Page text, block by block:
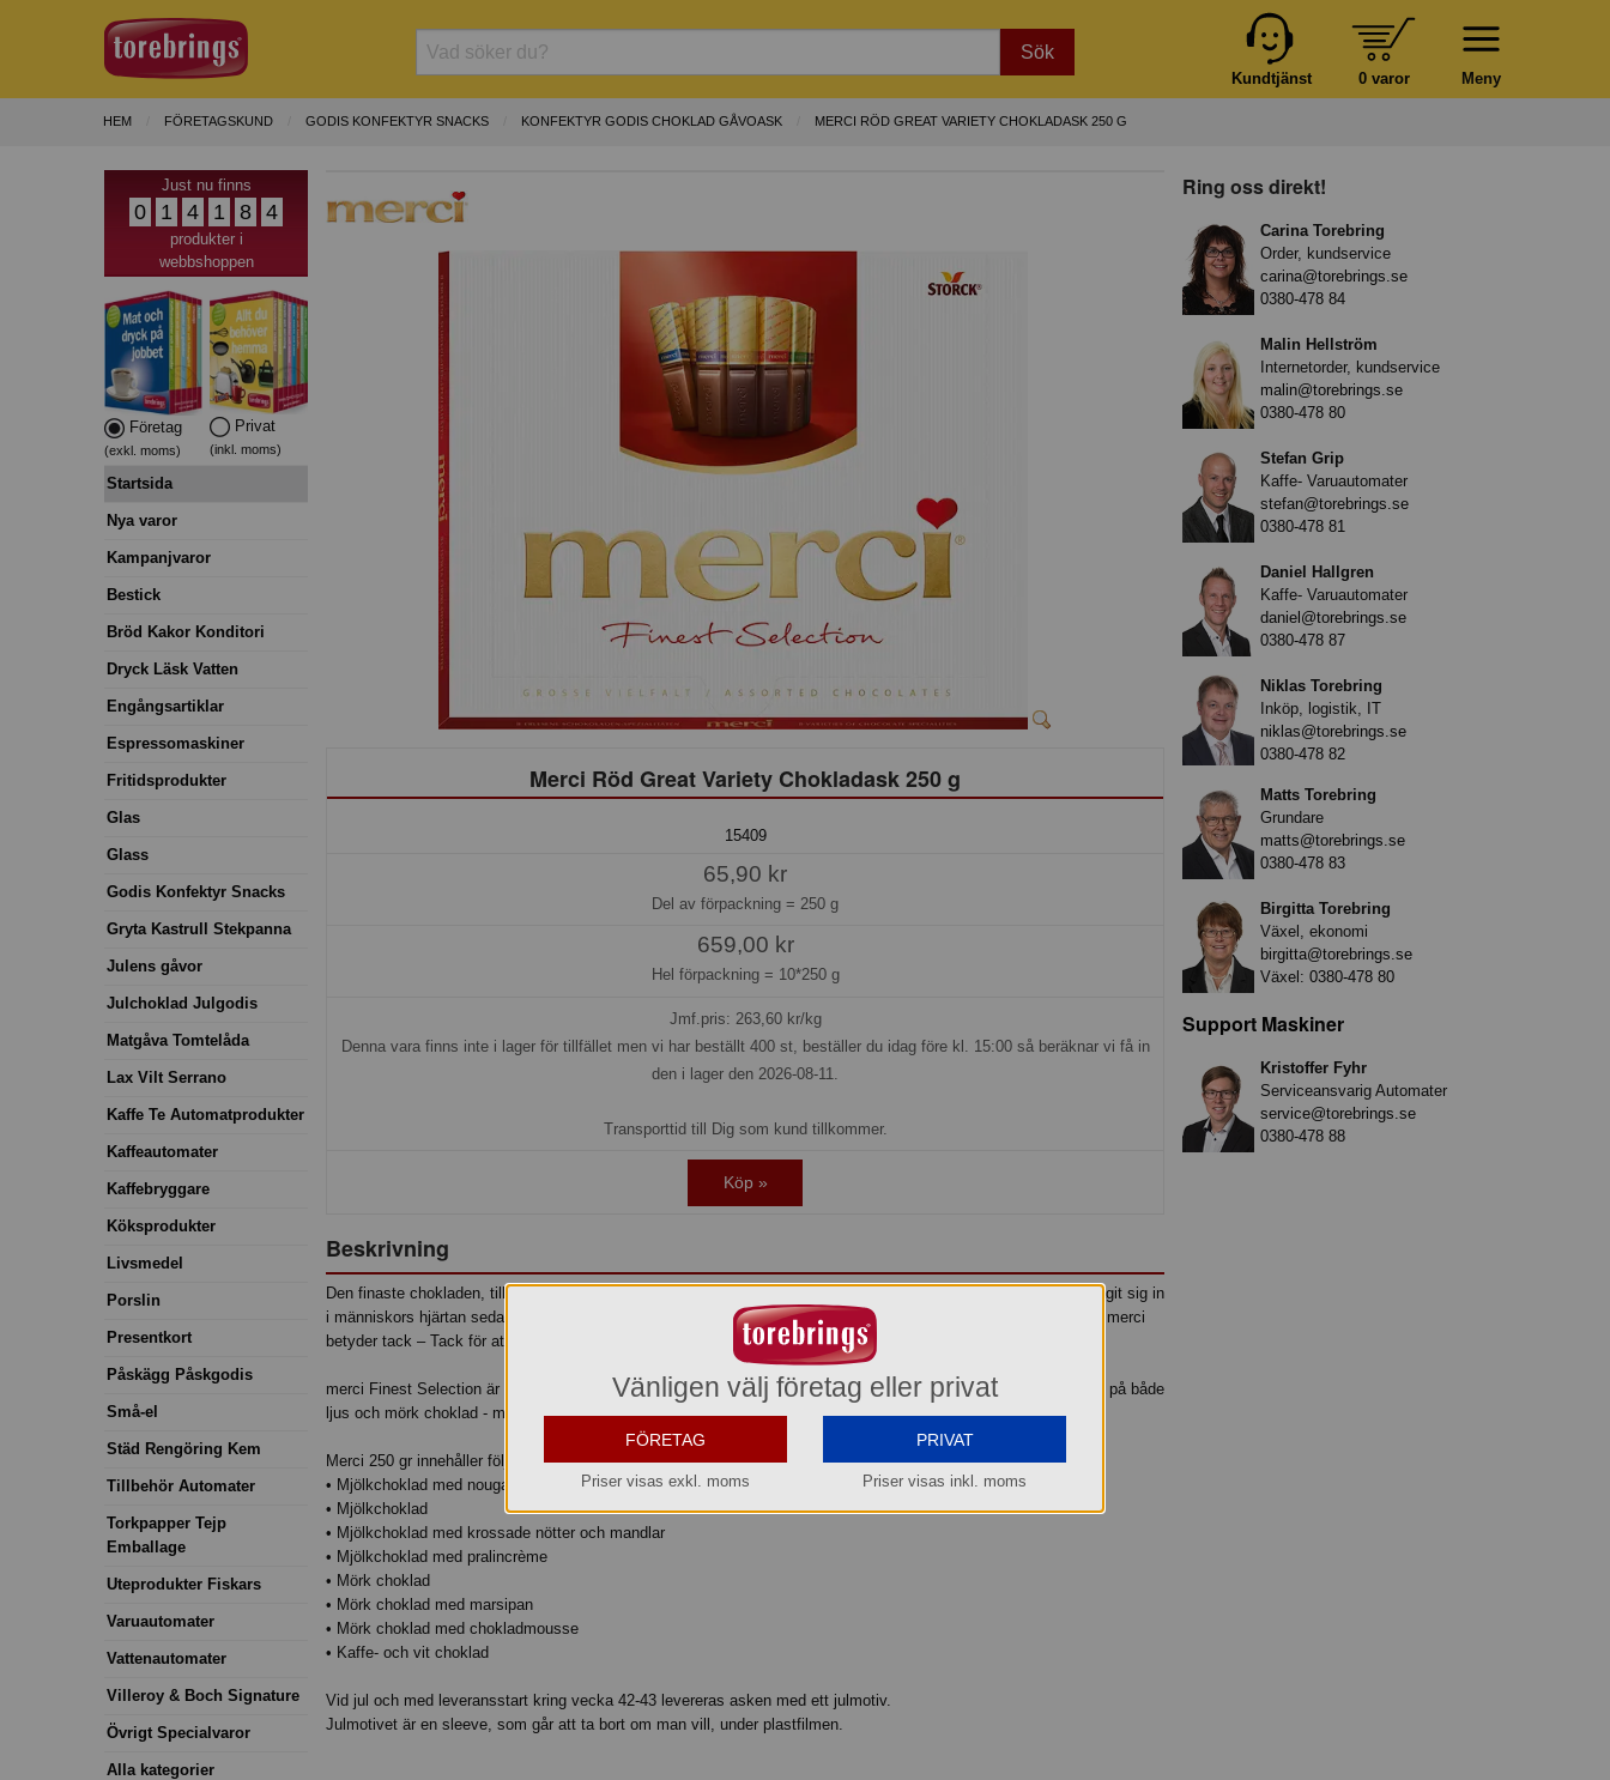
Sök
Meny
0 varor
Kundtjänst
HEM FÖRETAGSKUND GODIS KONFEKTYR SNACKS KONFEKTYR GODIS CHOKLAD GÅVOASK MERCI RÖD GREAT VARIETY CHOKLADASK 250 G
Just nu finns
0 1 4 1 8 4
produkter i
webbshoppen
Företag
(exkl. moms)
Privat
(inkl. moms)
Startsida
Nya varor
Kampanjvaror
Bestick
Bröd Kakor Konditori
Dryck Läsk Vatten
Engångsartiklar
Espressomaskiner
Fritidsprodukter
Glas
Glass
Godis Konfektyr Snacks
Gryta Kastrull Stekpanna
Julens gåvor
Julchoklad Julgodis
Matgåva Tomtelåda
Lax Vilt Serrano
Kaffe Te Automatprodukter
Kaffeautomater
Kaffebryggare
Köksprodukter
Livsmedel
Porslin
Presentkort
Påskägg Påskgodis
Små-el
Städ Rengöring Kem
Tillbehör Automater
Torkpapper Tejp
Emballage
Uteprodukter Fiskars
Varuautomater
Vattenautomater
Villeroy & Boch Signature
Övrigt Specialvaror
Alla kategorier
Merci Röd Great Variety Chokladask 250 g
15409
65,90 kr
Del av förpackning = 250 g
659,00 kr
Hel förpackning = 10*250 g
Jmf.pris: 263,60kr/kg
Denna vara finns inte i lager för tillfället men vi har beställt 400 st, beställer du idag före kl. 15:00 så beräknar vi få in
den i lager den 2026-08-11.
Transporttid till Dig som kund tillkommer.
Köp »
Beskrivning
Den finaste chokladen, tillverkad av utvalda ingredienser och individuellt inslagna i guld: detta är hur merci har tagit sig in
i människors hjärtan sedan 1965. Inte förvånande med tanke på att merci är gåvan att ge som ett speciellt tack. merci
betyder tack – Tack för att du finns!
merci Finest Selection är en perfekt presentask med chokladpraliner i åtta utvalda varianter. I asken, som bjuder på både
ljus och mörk choklad - med och utan fyllning, finns det en favorit för alla.
Merci 250 gr innehåller följande 20 chokladpraliner á 12,5 gr i åtta utvalda varianter:
• Mjölkchoklad med nougat
• Mjölkchoklad
• Mjölkchoklad med krossade nötter och mandlar
• Mjölkchoklad med pralincrème
• Mörk choklad
• Mörk choklad med marsipan
• Mörk choklad med chokladmousse
• Kaffe- och vit choklad
Vid jul och med leveransstart kring vecka 42-43 levereras asken med ett julmotiv.
Julmotivet är en sleeve, som går att ta bort om man vill, under plastfilmen.
Ring oss direkt!
Carina Torebring
Order, kundservice
carina@torebrings.se
0380-478 84
Malin Hellström
Internetorder, kundservice
malin@torebrings.se
0380-478 80
Stefan Grip
Kaffe- Varuautomater
stefan@torebrings.se
0380-478 81
Daniel Hallgren
Kaffe- Varuautomater
daniel@torebrings.se
0380-478 87
Niklas Torebring
Inköp, logistik, IT
niklas@torebrings.se
0380-478 82
Matts Torebring
Grundare
matts@torebrings.se
0380-478 83
Birgitta Torebring
Växel, ekonomi
birgitta@torebrings.se
Växel: 0380-478 80
Support Maskiner
Kristoffer Fyhr
Serviceansvarig Automater
service@torebrings.se
0380-478 88
Vänligen välj företag eller privat
FÖRETAG
Priser visas exkl. moms
PRIVAT
Priser visas inkl. moms